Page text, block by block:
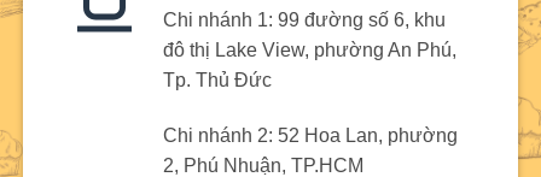
Chi nhánh 1: 99 đường số 6, khu
đô thị Lake View, phường An Phú,
Tp. Thủ Đức
Chi nhánh 2: 52 Hoa Lan, phường
2, Phú Nhuận, TP.HCM